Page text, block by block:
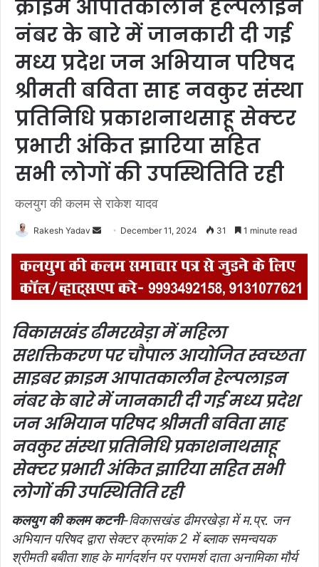
क्राइम आपातकालीन हेल्पलाइन
नंबर के बारे में जानकारी दी गई
मध्य प्रदेश जन अभियान परिषद
श्रीमती बविता साह नवकुर संस्था
प्रतिनिधि प्रकाशनाथसाहू सेक्टर
प्रभारी अंकित झारिया सहित
सभी लोगों की उपस्थितिति रही
कलयुग की कलम से राकेश यादव
Rakesh Yadav
n
d
a
e
m
i
l
December 11, 2024 31 1 minute read
विकासखंड ढीमरखेड़ा में महिला
सशक्तिकरण पर चौपाल आयोजित स्वच्छता
साइबर क्राइम आपातकालीन हेल्पलाइन
नंबर के बारे में जानकारी दी गईमध्य प्रदेश
जन अभियान परिषद श्रीमती बविता साह
नवकुर संस्था प्रतिनिधि प्रकाशनाथसाहू
सेक्टर प्रभारी अंकित झारिया सहित सभी
लोगों की उपस्थितिति रही
कलयुग की कलम कटनी-विकासखंड ढीमरखेड़ा में म.प्र. जन
अभियान परिषद द्वारा सेक्टर क्रमांक 2 में ब्लाक समन्वयक
श्रीमती बबीता शाह के मार्गदर्शन पर परामर्श दाता अनामिका मौर्य